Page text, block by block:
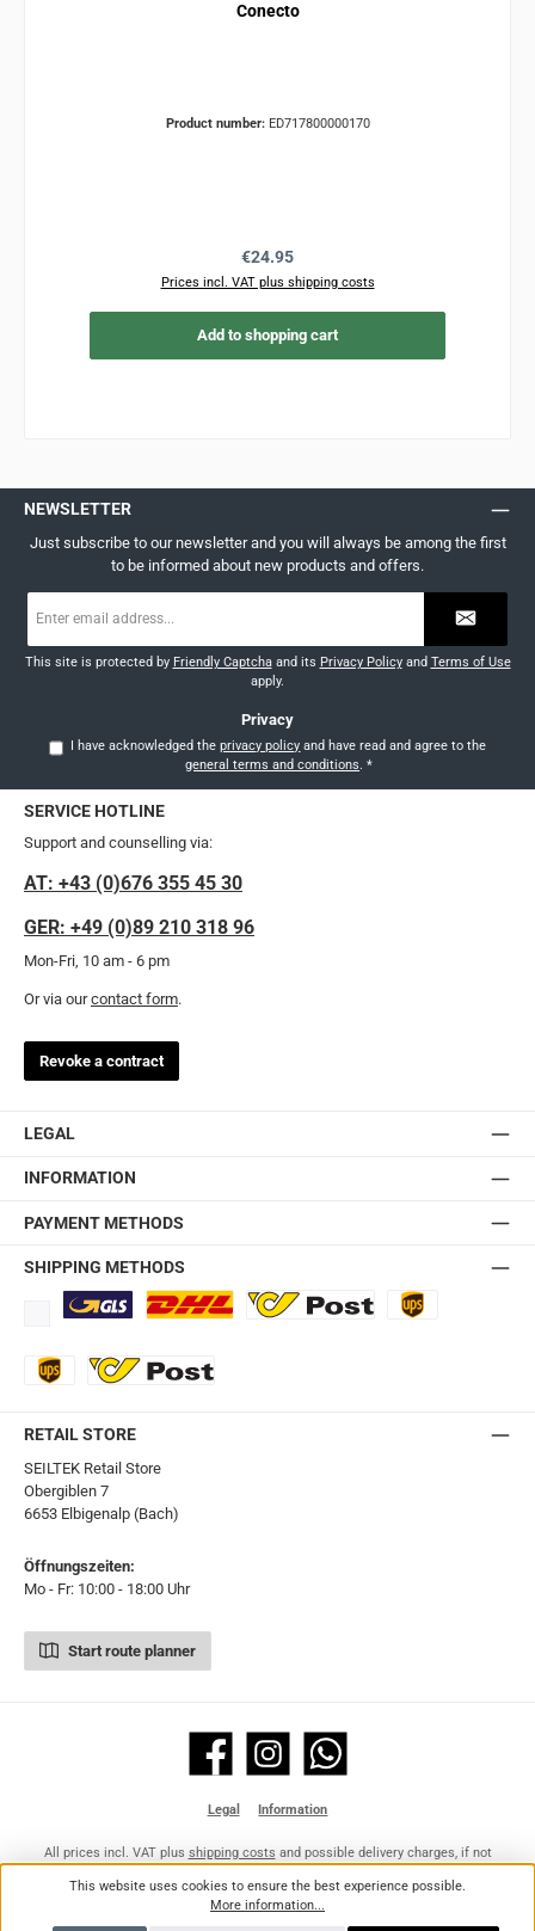
Conecto
Product number: ED717800000170
Regular price:
€24.95
Prices incl. VAT plus shipping costs
Add to shopping cart
NEWSLETTER
Just subscribe to our newsletter and you will always be among the first
to be informed about new products and offers.
address
This site is protected by Friendly Captchaand its Privacy Policyand Terms of Use
apply.
Privacy
I have acknowledged theprivacy policy
general terms and conditions .*
SERVICE HOTLINE
Support and counselling via:
AT: +43 (0)676 355 45 30
GER: +49 (0)89 210 318 96
Mon-Fri, 10 am - 6 pm
Or via ourcontact form.
Revoke a contract
LEGAL
INFORMATION
PAYMENT METHODS
SHIPPING METHODS
RETAIL STORE
SEILTEK Retail Store
Obergiblen 7
6653 Elbigenalp (Bach)
Öffnungszeiten:
Mo - Fr: 10:00 - 18:00 Uhr
Start route planner
Facebook Instagram WhatsApp
Legal Information
All prices incl. VAT plus shipping costs and possible delivery charges, if not
This website uses cookies to ensure the best experience possible.
More information...